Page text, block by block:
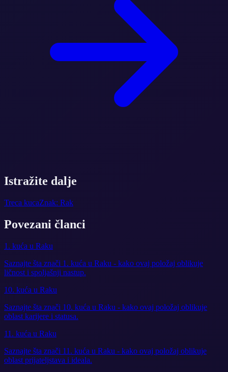
Istražite dalje
Treca kucaZnak: Rak
Povezani članci
1. kuća u Raku
Saznajte šta znači 1. kuća u Raku - kako ovaj položaj oblikuje
ličnost i spoljašnji nastup.
10. kuća u Raku
Saznajte šta znači 10. kuća u Raku - kako ovaj položaj oblikuje
oblast karijere i statusa.
11. kuća u Raku
Saznajte šta znači 11. kuća u Raku - kako ovaj položaj oblikuje
oblast prijateljstava i ideala.